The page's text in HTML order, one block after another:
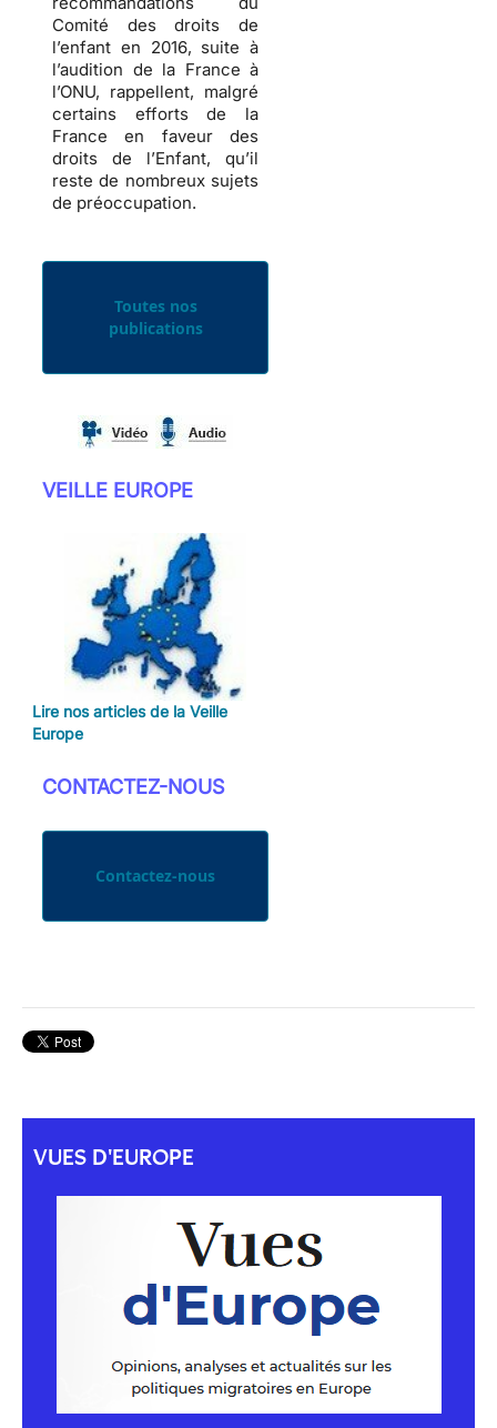
Comité des droits de
l’enfant en 2016, suite à
l’audition de la France à
l’ONU, rappellent, malgré
certains efforts de la
France en faveur des
droits de l’Enfant, qu’il
reste de nombreux sujets
de préoccupation.
Toutes nos
publications
VEILLE EUROPE
Lire nos articles de la Veille
Europe
CONTACTEZ-NOUS
Contactez-nous
VUES D'EUROPE